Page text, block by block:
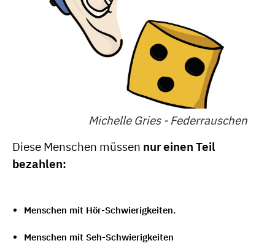
Michelle Gries - Federrauschen
Diese Menschen müssen nur einen Teil
bezahlen:
Menschen mit Hör-Schwierigkeiten.
Menschen mit Seh-Schwierigkeiten